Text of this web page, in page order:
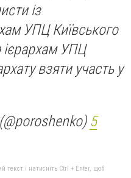
із
УПЦ Київського
ієрархам УПЦ
взяти участь у
5
текст і натисніть Ctrl + Enter, щоб